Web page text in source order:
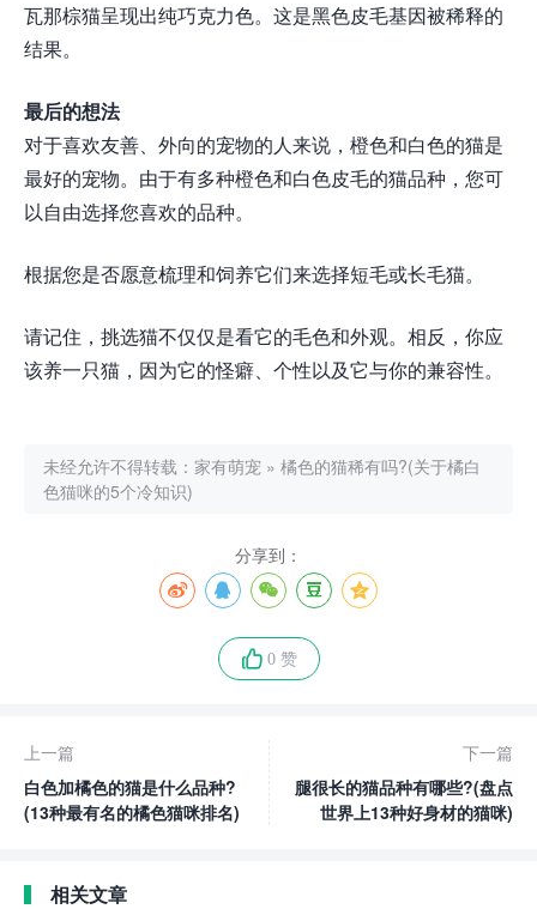
瓦那棕猫呈现出纯巧克力色。这是黑色皮毛基因被稀释的
结果。
最后的想法
对于喜欢友善、外向的宠物的人来说，橙色和白色的猫是
最好的宠物。由于有多种橙色和白色皮毛的猫品种，您可
以自由选择您喜欢的品种。
根据您是否愿意梳理和饲养它们来选择短毛或长毛猫。
请记住，挑选猫不仅仅是看它的毛色和外观。相反，你应
该养一只猫，因为它的怪癖、个性以及它与你的兼容性。
未经允许不得转载： 家有萌宠 » 橘色的猫稀有吗?(关于橘白
色猫咪的5个冷知识)
分享到：
0 赞
上一篇
白色加橘色的猫是什么品种?
(13种最有名的橘色猫咪排名)
下一篇
腿很长的猫品种有哪些?(盘点
世界上13种好身材的猫咪)
相关文章